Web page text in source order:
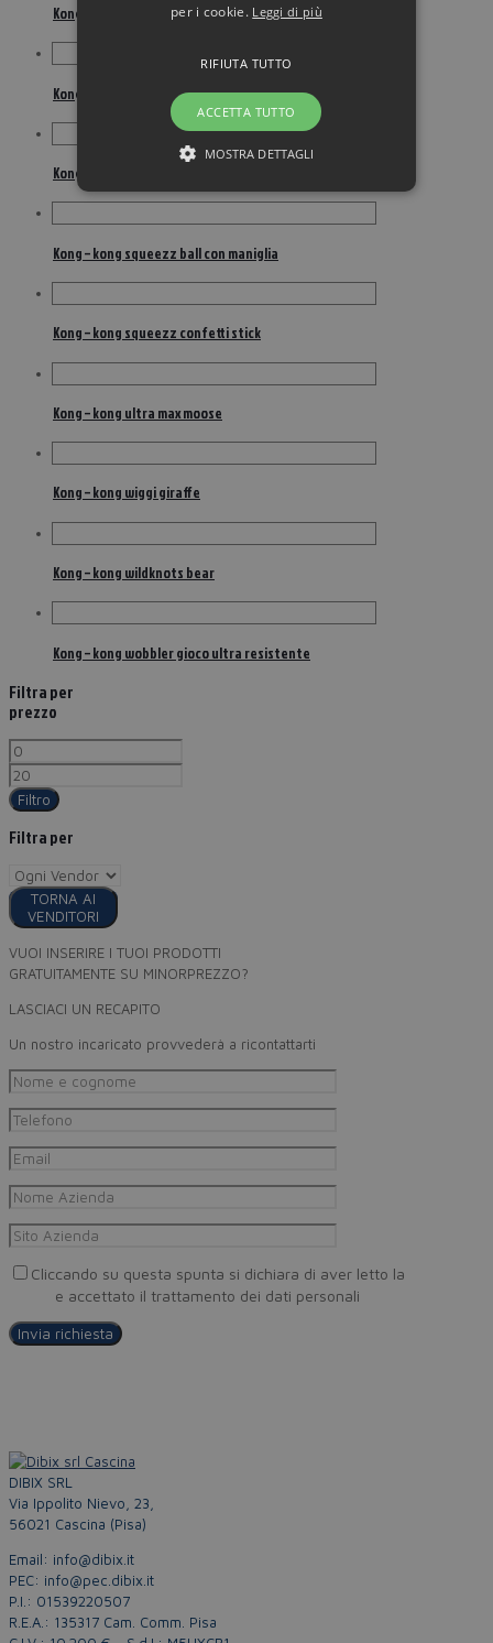
Kong – kong huggz fox large
Kong – kong pasta spray easy treat al fegato
Kong – kong safesty 50 cm
Kong – kong squeezz ball con maniglia
Kong – kong squeezz confetti stick
Kong – kong ultra max moose
Kong – kong wiggi giraffe
Kong – kong wildknots bear
Kong – kong wobbler gioco ultra resistente
Filtra per
prezzo
Filtro
Filtra per
TORNA AI
VENDITORI
VUOI INSERIRE I TUOI PRODOTTI
GRATUITAMENTE SU MINORPREZZO?
LASCIACI UN RECAPITO
Un nostro incaricato provvederà a ricontattarti
Cliccando su questa spunta si dichiara di aver letto la
e accettato il trattamento dei dati personali
DIBIX SRL
Via Ippolito Nievo, 23,
56021 Cascina (Pisa)
Email: info@dibix.it
PEC: info@pec.dibix.it
P.I.: 01539220507
R.E.A.: 135317 Cam. Comm. Pisa
per i cookie. Leggi di più
ACCETTA TUTTO
RIFIUTA TUTTO
MOSTRA DETTAGLI